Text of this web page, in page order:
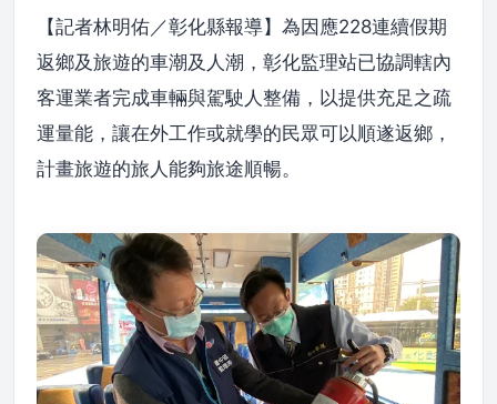
【記者林明佑／彰化縣報導】為因應228連續假期
返鄉及旅遊的車潮及人潮，彰化監理站已協調轄內
客運業者完成車輛與駕駛人整備，以提供充足之疏
運量能，讓在外工作或就學的民眾可以順遂返鄉，
計畫旅遊的旅人能夠旅途順暢。